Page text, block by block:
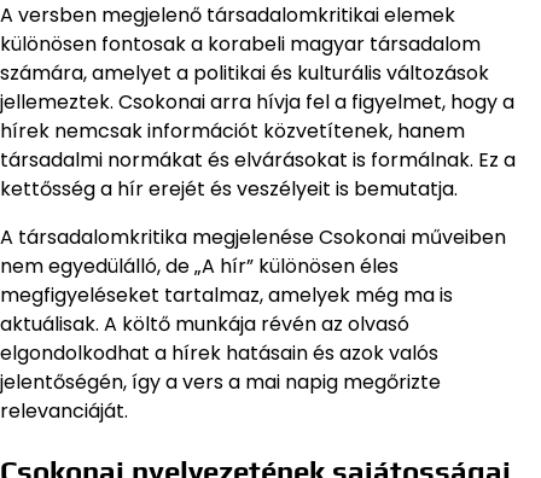
A versben megjelenő társadalomkritikai elemek
különösen fontosak a korabeli magyar társadalom
számára, amelyet a politikai és kulturális változások
jellemeztek. Csokonai arra hívja fel a figyelmet, hogy a
hírek nemcsak információt közvetítenek, hanem
társadalmi normákat és elvárásokat is formálnak. Ez a
kettősség a hír erejét és veszélyeit is bemutatja.
A társadalomkritika megjelenése Csokonai műveiben
nem egyedülálló, de „A hír” különösen éles
megfigyeléseket tartalmaz, amelyek még ma is
aktuálisak. A költő munkája révén az olvasó
elgondolkodhat a hírek hatásain és azok valós
jelentőségén, így a vers a mai napig megőrizte
relevanciáját.